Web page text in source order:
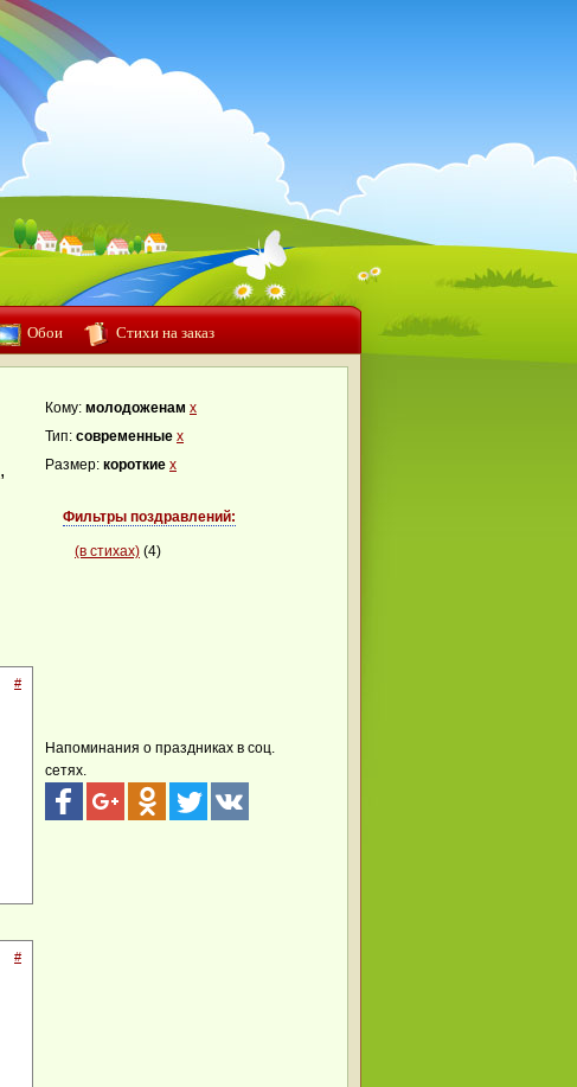
Обои Стихи на заказ
,
#
#
Кому: молодоженам x
Тип: современные x
Размер: короткие x
Фильтры поздравлений:
(в стихах) (4)
Напоминания о праздниках в соц.
сетях.